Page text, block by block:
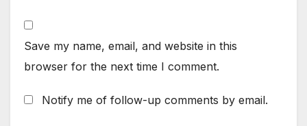
Save my name, email, and website in this
browser for the next time I comment.
Notify me of follow-up comments by email.